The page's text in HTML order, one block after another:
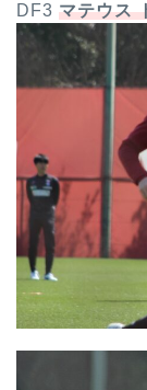
DF3 マテウス